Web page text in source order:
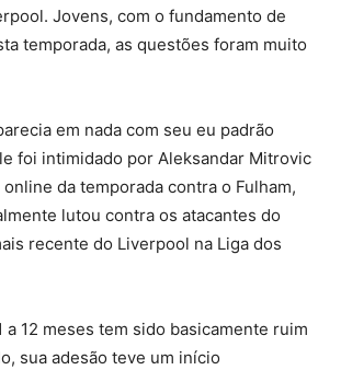
Jovens, com o fundamento de
temporada, as questões foram muito
em nada com seu eu padrão
foi intimidado por Aleksandar Mitrovic
da temporada contra o Fulham,
lutou contra os atacantes do
recente do Liverpool na Liga dos
a 12 meses tem sido basicamente ruim
sua adesão teve um início